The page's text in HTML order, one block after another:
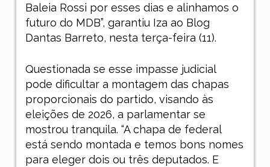
Baleia Rossi por esses dias e alinhamos o
futuro do MDB”, garantiu Iza ao Blog
Dantas Barreto, nesta terça-feira (11).
Questionada se esse impasse judicial
pode dificultar a montagem das chapas
proporcionais do partido, visando às
eleições de 2026, a parlamentar se
mostrou tranquila. “A chapa de federal
está sendo montada e temos bons nomes
para eleger dois ou três deputados. E